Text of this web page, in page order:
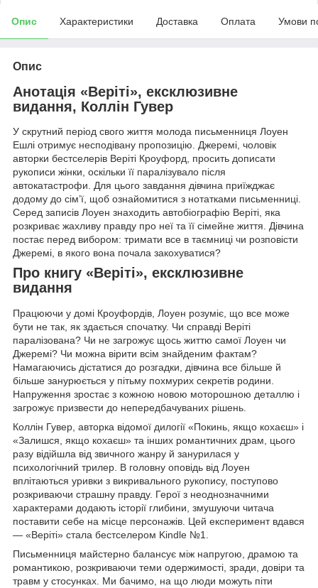
Опис Характеристики Доставка Оплата Умови
Опис
Анотація «Веріті», ексклюзивне
видання, Коллін Гувер
У скрутний період свого життя молода письменниця Лоуен
Ешлі отримує несподівану пропозицію. Джеремі, чоловік
авторки бестселерів Веріті Кроуфорд, просить дописати
рукописи жінки, оскільки її паралізувало після
автокатастрофи. Для цього завдання дівчина приїжджає
додому до сім’ї, щоб ознайомитися з нотатками письменниці.
Серед записів Лоуен знаходить автобіографію Веріті, яка
розкриває жахливу правду про неї та її сімейне життя. Дівчина
постає перед вибором: тримати все в таємниці чи розповісти
Джеремі, в якого вона почала закохуватися?
Про книгу «Веріті», ексклюзивне
видання
Працюючи у домі Кроуфордів, Лоуен розуміє, що все може
бути не так, як здається спочатку. Чи справді Веріті
паралізована? Чи не загрожує щось життю самої Лоуен чи
Джеремі? Чи можна вірити всім знайденим фактам?
Намагаючись дістатися до розгадки, дівчина все більше й
більше занурюється у пітьму похмурих секретів родини.
Напруження зростає з кожною новою моторошною деталлю і
загрожує призвести до непередбачуваних рішень.
Коллін Гувер, авторка відомої дилогії «Покинь, якщо кохаєш» і
«Залишся, якщо кохаєш» та інших романтичних драм, цього
разу відійшла від звичного жанру й занурилася у
психологічний трилер. В головну оповідь від Лоуен
вплітаються уривки з викривального рукопису, поступово
розкриваючи страшну правду. Герої з неоднозначними
характерами додають історії глибини, змушуючи читача
поставити себе на місце персонажів. Цей експеримент вдався
— «Веріті» стала бестселером Kindle №1.
Письменниця майстерно балансує між напругою, драмою та
романтикою, розкриваючи теми одержимості, зради, довіри та
травм у стосунках. Ми бачимо, на що люди можуть піти